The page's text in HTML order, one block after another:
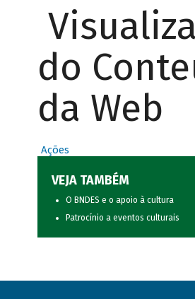
do
da Web
Ações
VEJA TAMBÉM
O BNDES e o apoio à cultura
Patrocínio a eventos culturais